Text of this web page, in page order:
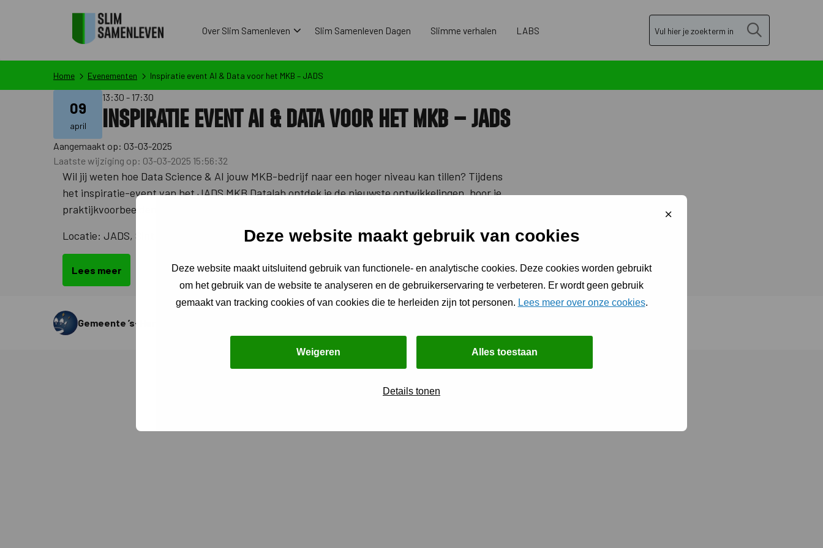
Deze website maakt gebruik van cookies
Deze website maakt uitsluitend gebruik van functionele- en analytische cookies. Deze cookies worden gebruikt
om het gebruik van de website te analyseren en de gebruikerservaring te verbeteren. Er wordt geen gebruik
gemaakt van tracking cookies of van cookies die te herleiden zijn tot personen. Lees meer over onze cookies.
Weigeren Alles toestaan
Details tonen
Sluit
Over Slim Samenleven Slim Samenleven Dagen Slimme verhalen LABS
Home Evenementen Inspiratie event AI & Data voor het MKB – JADS
09
april
13:30 - 17:30
Inspiratie event AI & Data voor het MKB – JADS
Aangemaakt op: 03-03-2025
Laatste wijziging op: 03-03-2025 15:56:32
Wil jij weten hoe Data Science & AI jouw MKB-bedrijf naar een hoger niveau kan tillen? Tijdens
het inspiratie-event van het JADS MKB Datalab ontdek je de nieuwste ontwikkelingen, hoor je
praktijkvoorbeelden van succesvolle projecten en delen ondernemers hun ervaringen.
Locatie: JADS, Sint Janssingel 92, ‘s-Hertogenbosch
Lees meer
Gemeente ’s-Hertogenbosch